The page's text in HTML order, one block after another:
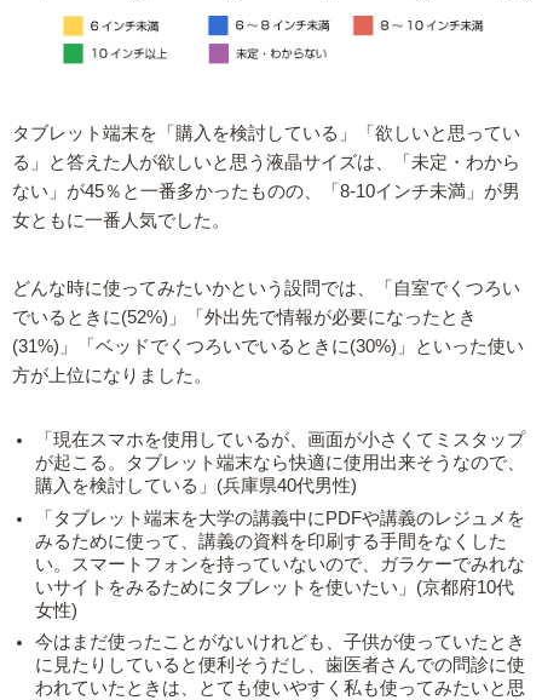
タブレット端末を「購入を検討している」「欲しいと思ってい
る」と答えた人が欲しいと思う液晶サイズは、「未定・わから
ない」が45％と一番多かったものの、「8-10インチ未満」が男
女ともに一番人気でした。
どんな時に使ってみたいかという設問では、「自室でくつろい
でいるときに(52%)」「外出先で情報が必要になったとき
(31%)」「ベッドでくつろいでいるときに(30%)」といった使い
方が上位になりました。
「現在スマホを使用しているが、画面が小さくてミスタップ
が起こる。タブレット端末なら快適に使用出来そうなので、
購入を検討している」(兵庫県40代男性)
「タブレット端末を大学の講義中にPDFや講義のレジュメを
みるために使って、講義の資料を印刷する手間をなくした
い。スマートフォンを持っていないので、ガラケーでみれな
いサイトをみるためにタブレットを使いたい」(京都府10代
女性)
今はまだ使ったことがないけれども、子供が使っていたとき
に見たりしていると便利そうだし、歯医者さんでの問診に使
われていたときは、とても使いやすく私も使ってみたいと思